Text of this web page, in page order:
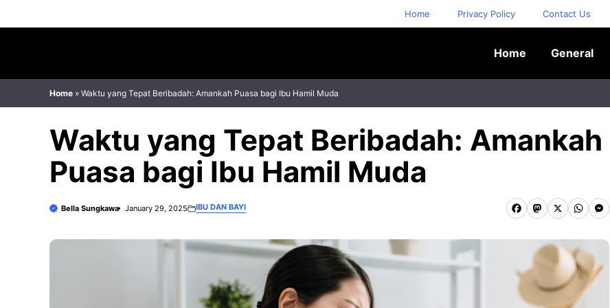
to
Home Privacy Policy Contact Us
Home General
Home » Waktu yang Tepat Beribadah: Amankah Puasa bagi Ibu Hamil Muda
Waktu yang Tepat Beribadah: Amankah
Puasa bagi Ibu Hamil Muda
Bella Sungkawa January 29, 2025 IBU DAN BAYI
F
a
e
b
M
a
s
t
o
X W
h
a
t
s
M
e
s
s